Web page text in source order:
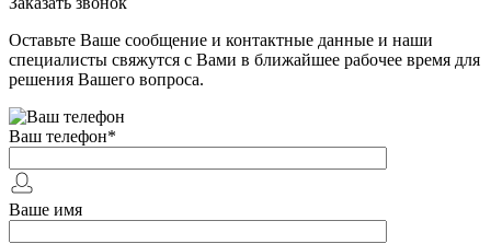
Оставьте Ваше сообщение и контактные данные и наши
специалисты свяжутся с Вами в ближайшее рабочее время для
решения Вашего вопроса.
Ваш телефон*
Ваше имя